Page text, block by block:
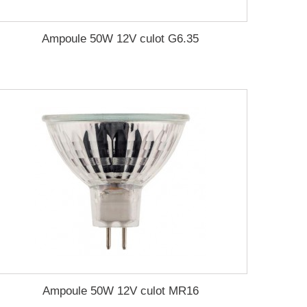
Ampoule 50W 12V culot G6.35
Ampoule 50W 12V culot MR16